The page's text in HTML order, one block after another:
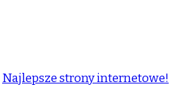
Najlepsze strony internetowe!